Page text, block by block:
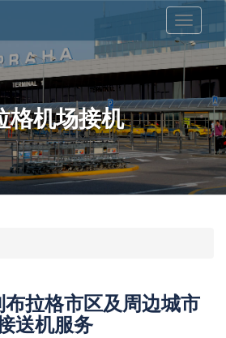
格机场接机
拉格市区及周边城市
送机服务